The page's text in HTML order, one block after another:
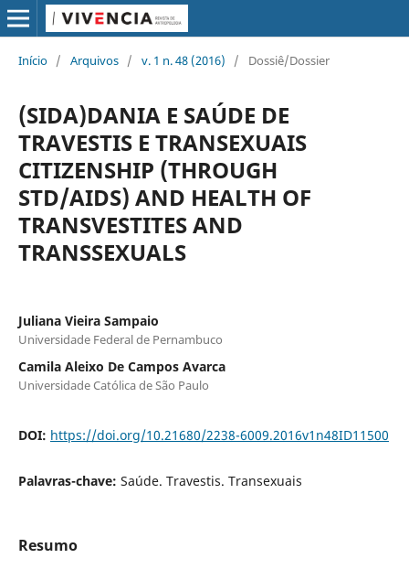
Início / Arquivos / v. 1 n. 48 (2016) / Dossiê/Dossier
(SIDA)DANIA E SAÚDE DE
TRAVESTIS E TRANSEXUAIS
CITIZENSHIP (THROUGH
STD/AIDS) AND HEALTH OF
TRANSVESTITES AND
TRANSSEXUALS
Juliana Vieira Sampaio
Universidade Federal de Pernambuco
Camila Aleixo De Campos Avarca
Universidade Católica de São Paulo
DOI: https://doi.org/10.21680/2238-6009.2016v1n48ID11500
Palavras-chave: Saúde. Travestis. Transexuais
Resumo